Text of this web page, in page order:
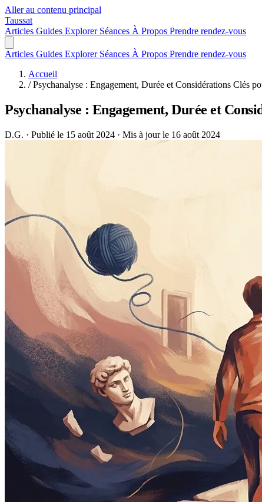
Aller au contenu principal
Taussat
Articles Guides Explorer Séances À Propos Prendre rendez-vous
Articles Guides Explorer Séances À Propos Prendre rendez-vous
Accueil
/ Psychanalyse : Engagement, Durée et Considérations Clés
Psychanalyse : Engagement, Durée et
D.G. · Publié le 15 août 2024 · Mis à jour le 16 août 2024